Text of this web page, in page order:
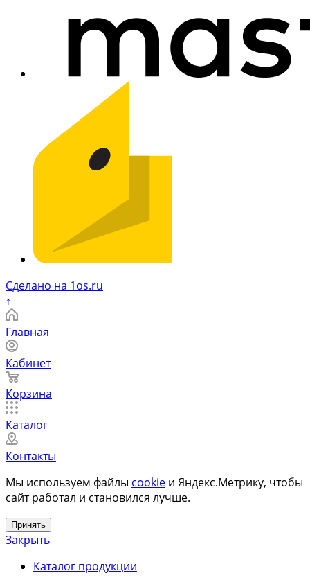
Сделано на 1os.ru
↑
Главная
Кабинет
Корзина
Каталог
Контакты
Мы используем файлы cookie и Яндекс.Метрику, чтобы
сайт работал и становился лучше.
Принять
Закрыть
Каталог продукции